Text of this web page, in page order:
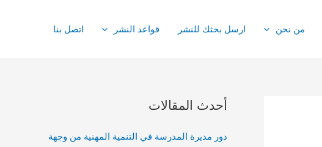
من نحن ارسل بحثك للنشر قواعد النشر اتصل بنا
أحدث المقالات
دور مديرة المدرسة في التنمية المهنية من وجهة